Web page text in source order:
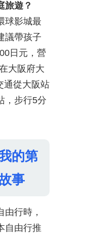
旅遊？
球影城最
議帶孩子
日元，營
大阪府大
通從大阪站
，步行5分
的第
事
行時，
自由行推